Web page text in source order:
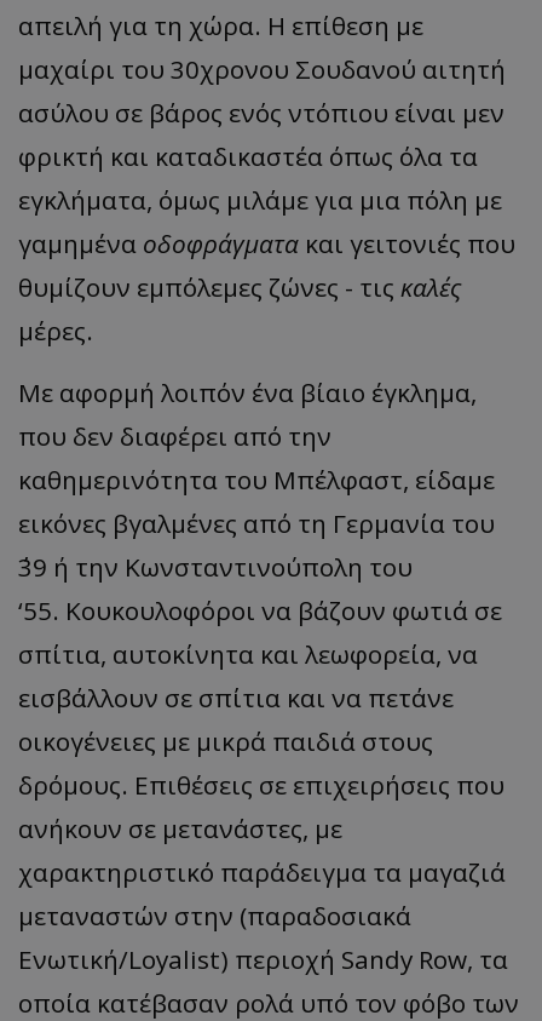
απειλή για τη χώρα. Η επίθεση με
μαχαίρι του 30χρονου Σουδανού αιτητή
ασύλου σε βάρος ενός ντόπιου είναι μεν
φρικτή και καταδικαστέα όπως όλα τα
εγκλήματα, όμως μιλάμε για μια πόλη με
γαμημένα οδοφράγματα και γειτονιές που
θυμίζουν εμπόλεμες ζώνες - τις καλές
μέρες.
Με αφορμή λοιπόν ένα βίαιο έγκλημα,
που δεν διαφέρει από την
καθημερινότητα του Μπέλφαστ, είδαμε
εικόνες βγαλμένες από τη Γερμανία του
΄39 ή την Κωνσταντινούπολη του
‘55. Κουκουλοφόροι να βάζουν φωτιά σε
σπίτια, αυτοκίνητα και λεωφορεία, να
εισβάλλουν σε σπίτια και να πετάνε
οικογένειες με μικρά παιδιά στους
δρόμους. Επιθέσεις σε επιχειρήσεις που
ανήκουν σε μετανάστες, με
χαρακτηριστικό παράδειγμα τα μαγαζιά
μεταναστών στην (παραδοσιακά
Ενωτική/Loyalist) περιοχή Sandy Row, τα
οποία κατέβασαν ρολά υπό τον φόβο των